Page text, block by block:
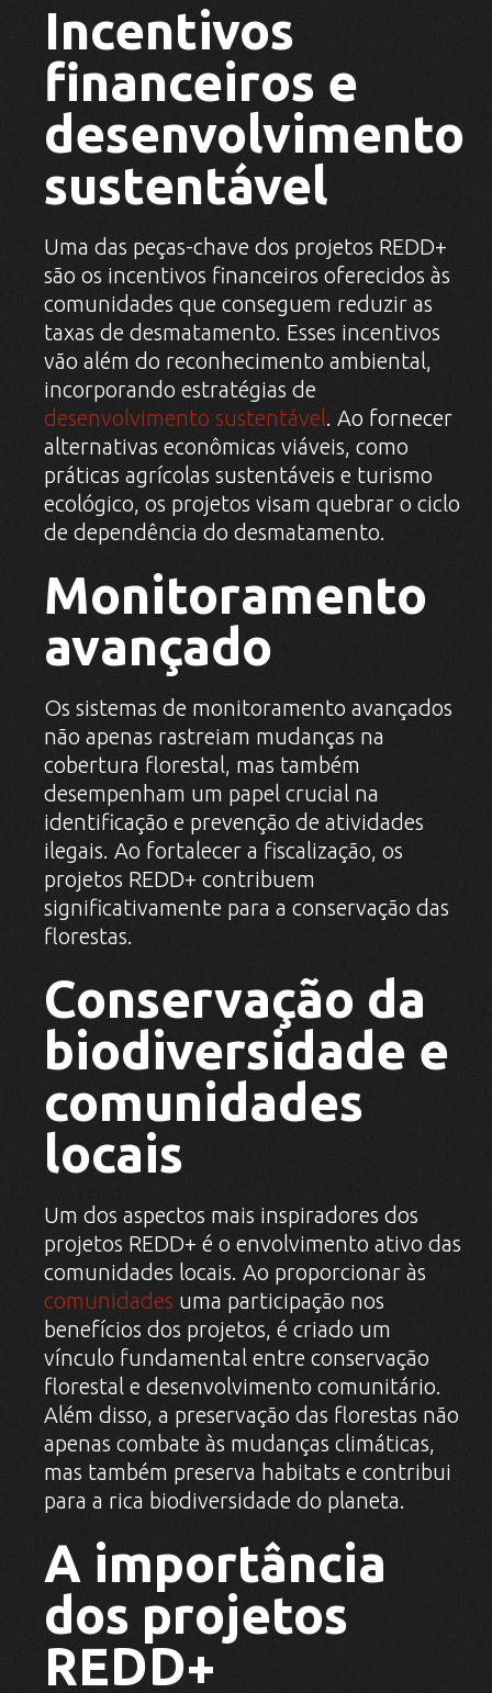
Incentivos
financeiros e
desenvolvimento
sustentável
Uma das peças-chave dos projetos REDD+
são os incentivos financeiros oferecidos às
comunidades que conseguem reduzir as
taxas de desmatamento. Esses incentivos
vão além do reconhecimento ambiental,
incorporando estratégias de
desenvolvimento sustentável. Ao fornecer
alternativas econômicas viáveis, como
práticas agrícolas sustentáveis e turismo
ecológico, os projetos visam quebrar o ciclo
de dependência do desmatamento.
Monitoramento
avançado
Os sistemas de monitoramento avançados
não apenas rastreiam mudanças na
cobertura florestal, mas também
desempenham um papel crucial na
identificação e prevenção de atividades
ilegais. Ao fortalecer a fiscalização, os
projetos REDD+ contribuem
significativamente para a conservação das
florestas.
Conservação da
biodiversidade e
comunidades
locais
Um dos aspectos mais inspiradores dos
projetos REDD+ é o envolvimento ativo das
comunidades locais. Ao proporcionar às
comunidades uma participação nos
benefícios dos projetos, é criado um
vínculo fundamental entre conservação
florestal e desenvolvimento comunitário.
Além disso, a preservação das florestas não
apenas combate às mudanças climáticas,
mas também preserva habitats e contribui
para a rica biodiversidade do planeta.
A importância
dos projetos
REDD+